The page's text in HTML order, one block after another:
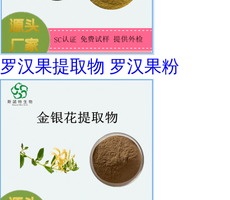
罗汉果提取物 罗汉果粉